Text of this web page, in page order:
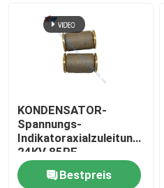
KONDENSATOR-
Spannungs-
24KV 85PF
Hochspannungs
Bestpreis